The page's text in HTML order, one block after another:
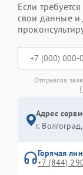
Если
свои данные и
Отправляя
Адрес
г.
Горячая
+7 (844)